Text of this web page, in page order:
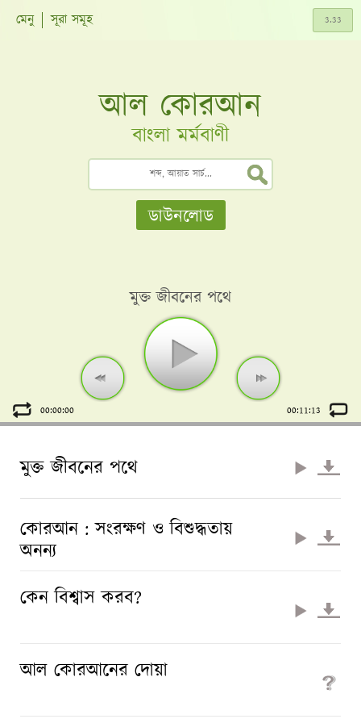
মেনু সূরা সমূহ
আল কোরআন
বাংলা মর্মবাণী
ডাউনলোড
মুক্ত জীবনের পথে
00:00:00 00:11:13
মুক্ত জীবনের পথে
কোরআন : সংরক্ষণ ও বিশুদ্ধতায়
অনন্য
কেন বিশ্বাস করব?
আল কোরআনের দোয়া